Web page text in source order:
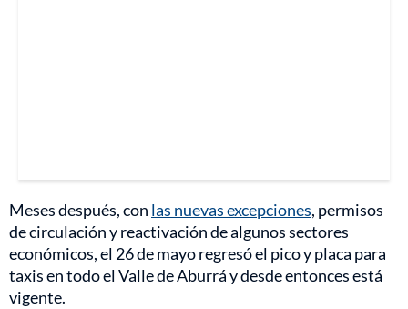
Meses después, con las nuevas excepciones, permisos
de circulación y reactivación de algunos sectores
económicos, el 26 de mayo regresó el pico y placa para
taxis en todo el Valle de Aburrá y desde entonces está
vigente.